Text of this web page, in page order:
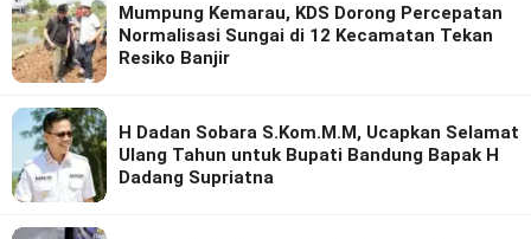
Mumpung Kemarau, KDS Dorong Percepatan
Normalisasi Sungai di 12 Kecamatan Tekan
Resiko Banjir
H Dadan Sobara S.Kom.M.M, Ucapkan Selamat
Ulang Tahun untuk Bupati Bandung Bapak H
Dadang Supriatna